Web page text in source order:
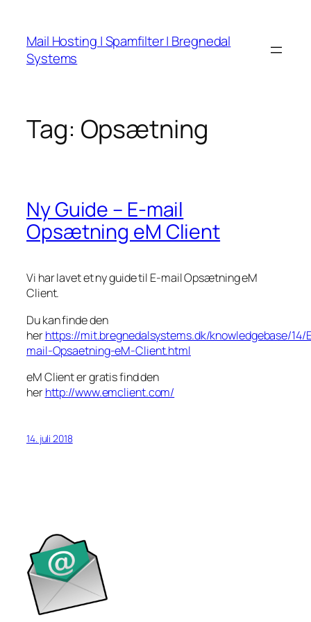
indhold
Mail Hosting | Spamfilter | Bregnedal
Systems
Tag: Opsætning
Ny Guide – E-mail
Opsætning eM Client
Vi har lavet et ny guide til E-mail Opsætning eM
Client.
Du kan finde den
herhttps://mit.bregnedalsystems.dk/knowledgebase/14/
mail-Opsaetning-eM-Client.html
eM Client er gratis find den
herhttp://www.emclient.com/
14. juli 2018